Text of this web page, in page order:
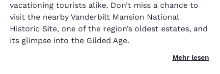
vacationing tourists alike. Don’t miss a chance to
visit the nearby Vanderbilt Mansion National
Historic Site, one of the region’s oldest estates, and
its glimpse into the Gilded Age.
Mehr lesen